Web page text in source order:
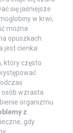
się jaśniejsze
w krwi,
można
opuszkach
jest cienka.
który często
osób wzrasta
organizmu
z
gdy